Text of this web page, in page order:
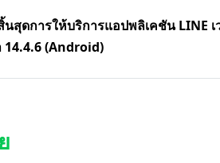
สุดการให้บริการแอปพลิเคชัน LINE
14.4.6 (Android)